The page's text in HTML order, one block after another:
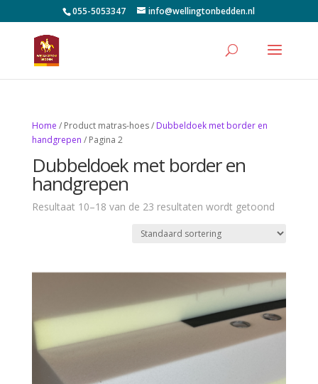
055-5053347 info@wellingtonbedden.nl
Home / Product matras-hoes / Dubbeldoek met border en
handgrepen / Pagina 2
Dubbeldoek met border en
handgrepen
Resultaat 10–18 van de 23 resultaten wordt getoond